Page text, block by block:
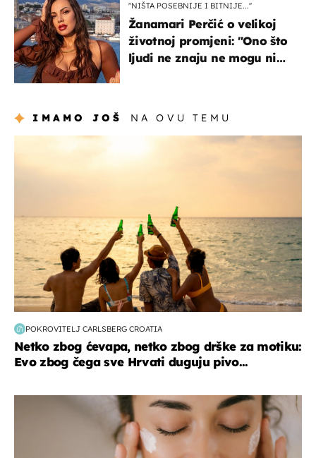
''NIŠTA POSEBNIJE I BITNIJE...''
Žanamari Perčić o velikoj
životnoj promjeni: "Ono što
ljudi ne znaju ne mogu ni
IMAMO JOŠ NA OVU TEMU
POKROVITELJ CARLSBERG CROATIA
Netko zbog ćevapa, netko zbog drške za motiku:
Evo zbog čega sve Hrvati duguju pivo...
moda & ljepota